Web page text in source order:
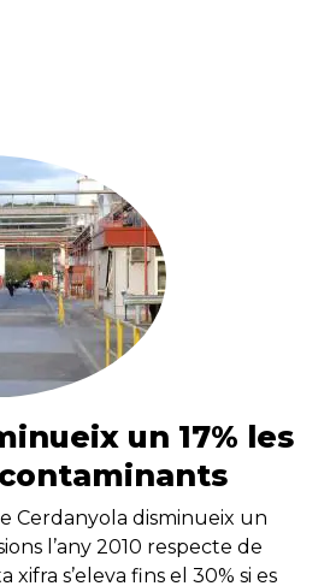
un 17% les
Cerdanyola disminueix un
l’any 2010 respecte de
xifra s’eleva fins el 30% si es